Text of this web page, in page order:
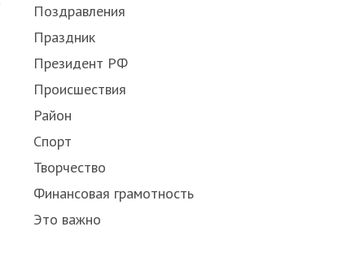
Поздравления
Праздник
Президент РФ
Происшествия
Район
Спорт
Творчество
Финансовая грамотность
Это важно